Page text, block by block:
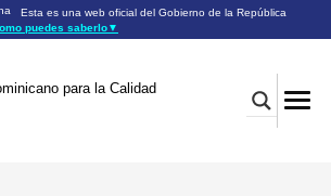
Esta es una web oficial del Gobierno de la República
puedes saberlo▼
oficiales utilizan .gob.do o .gov.do
oficiales .gob.do o .gov.do seguros utilizan